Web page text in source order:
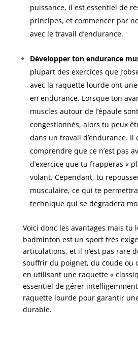
puissance, il est essentiel de
principes, et commencer par
avec le travail d’endurance.
Développer ton endurance
plupart des exercices que
avec la raquette lourde ont
en endurance. Lorsque ton
muscles autour de l’épaule
congestionnés, alors tu peux
dans un travail d’endurance.
comprendre que ce n’est pas
d’exercice que tu frapperas «
volant. Cependant, tu
musculaire, ce qui te
technique qui se dégradera
Voici donc les avantages mais tu
badminton est un sport très
articulations, et il n’est pas rare
souffrir du poignet, du coude ou
en utilisant une raquette «
essentiel de gérer
raquette lourde pour garantir
durable.